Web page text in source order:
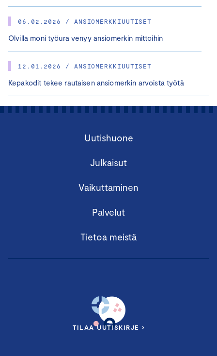
06.02.2026 / ANSIOMERKKIUUTISET
Olvilla moni työura venyy ansiomerkin mittoihin
12.01.2026 / ANSIOMERKKIUUTISET
Kepakodit tekee rautaisen ansiomerkin arvoista työtä
Uutishuone
Julkaisut
Vaikuttaminen
Palvelut
Tietoa meistä
TILAA UUTISKIRJE ›